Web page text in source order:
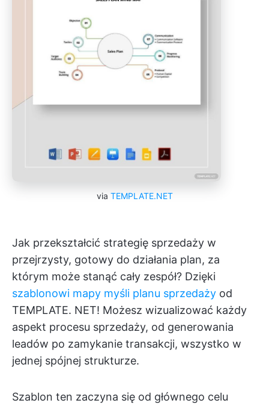
via TEMPLATE.NET
Jak przekształcić strategię sprzedaży w
przejrzysty, gotowy do działania plan, za
którym może stanąć cały zespół? Dzięki
szablonowi mapy myśli planu sprzedaży od
TEMPLATE. NET! Możesz wizualizować każdy
aspekt procesu sprzedaży, od generowania
leadów po zamykanie transakcji, wszystko w
jednej spójnej strukturze.
Szablon ten zaczyna się od głównego celu